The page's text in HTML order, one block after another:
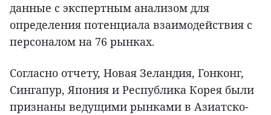
данные с экспертным анализом для
определения потенциала взаимодействия с
персоналом на 76 рынках.
Согласно отчету, Новая Зеландия, Гонконг,
Сингапур, Япония и Республика Корея были
признаны ведущими рынками в Азиатско-